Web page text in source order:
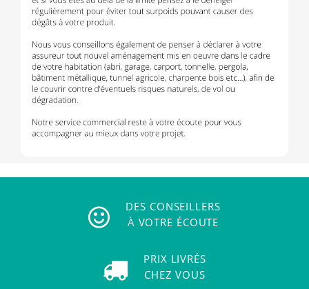
DES CONSEILLERS
À VOTRE ÉCOUTE
PRIX LIVRÉS
CHEZ VOUS